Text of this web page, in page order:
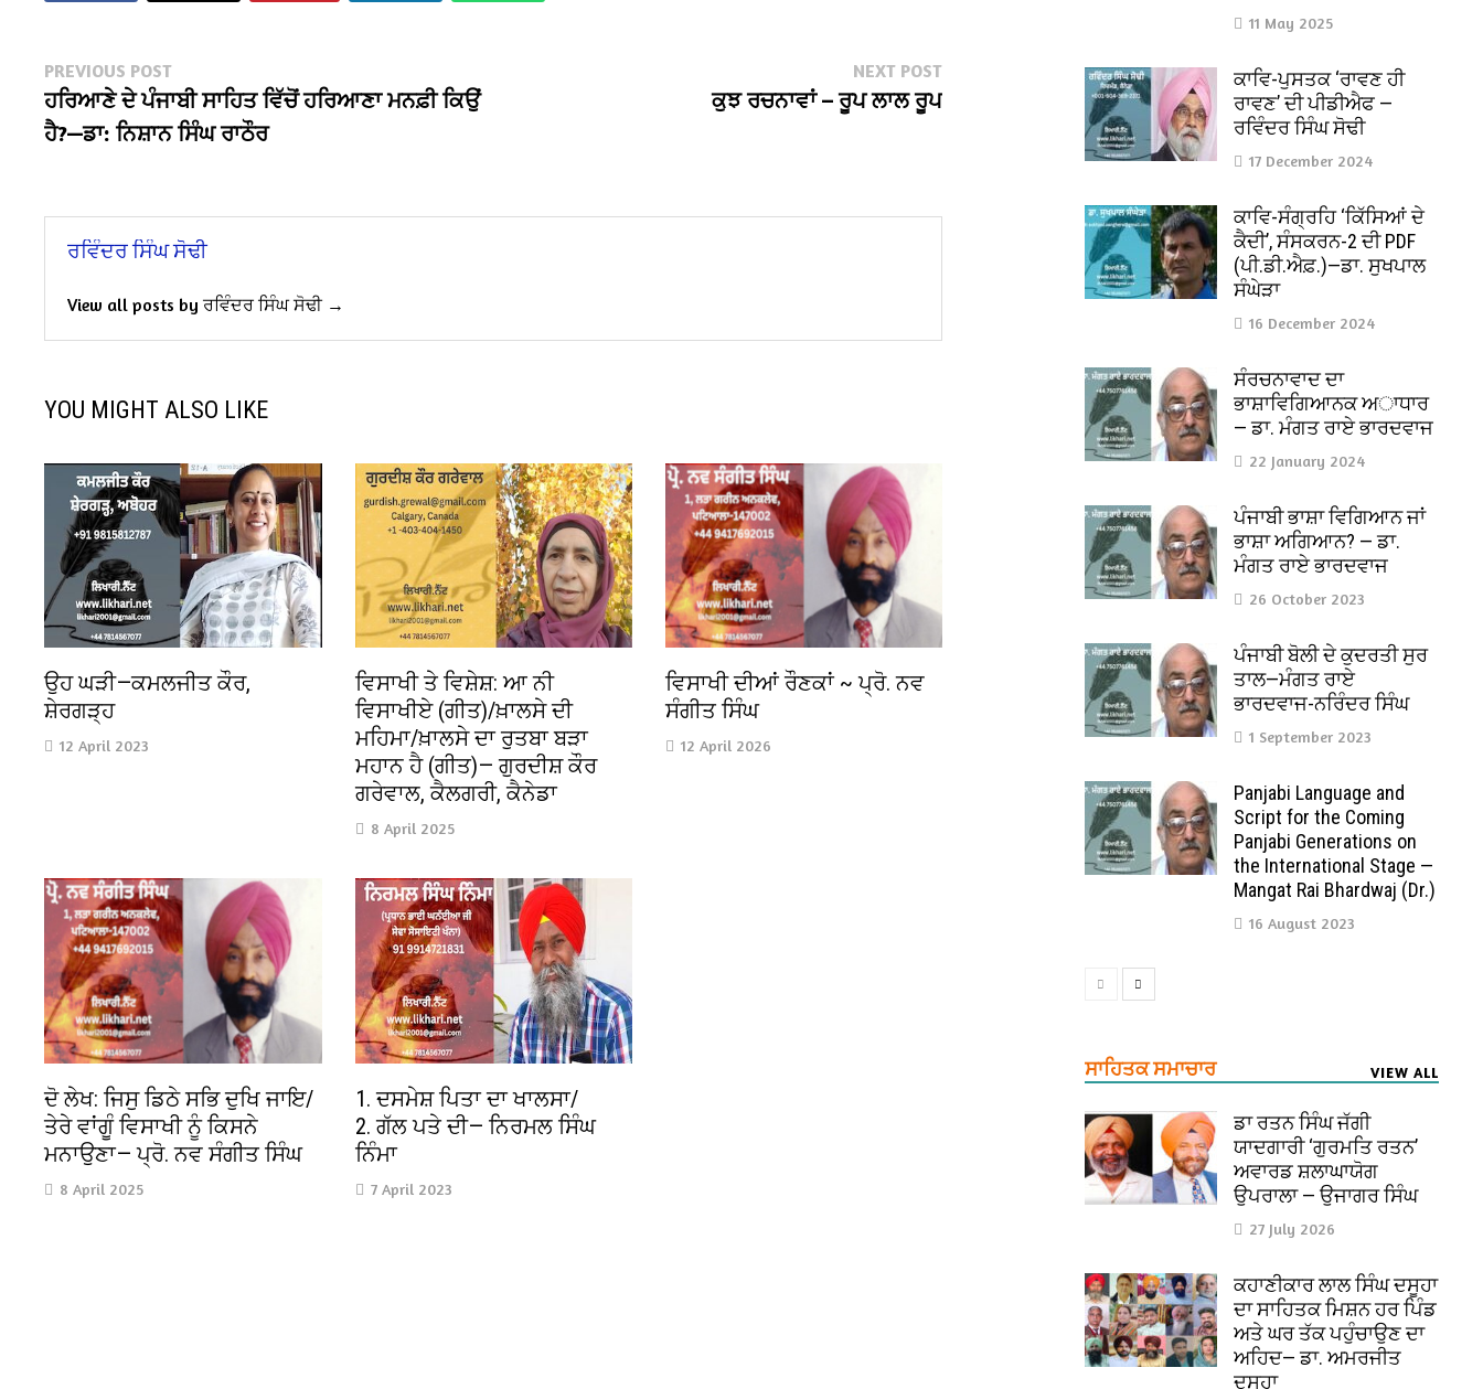
Post
navigation
PREVIOUS POSTPrevious
post:
ਹਰਿਆਣੇ ਦੇ ਪੰਜਾਬੀ ਸਾਹਿਤ ਵਿੱਚੋਂ ਹਰਿਆਣਾ ਮਨਫ਼ੀ ਕਿਉਂ
ਹੈ?—ਡਾ: ਨਿਸ਼ਾਨ ਸਿੰਘ ਰਾਠੌਰ
NEXT POSTNext
post:
ਕੁਝ ਰਚਨਾਵਾਂ – ਰੂਪ ਲਾਲ ਰੂਪ
ਰਵਿੰਦਰ ਸਿੰਘ ਸੋਢੀ
View all posts by ਰਵਿੰਦਰ ਸਿੰਘ ਸੋਢੀ →
YOU MIGHT ALSO LIKE
ਉਹ ਘੜੀ—ਕਮਲਜੀਤ ਕੌਰ,
ਸ਼ੇਰਗੜ੍ਹ
12 April 2023
ਵਿਸਾਖੀ ਤੇ ਵਿਸ਼ੇਸ਼: ਆ ਨੀ
ਵਿਸਾਖੀਏ (ਗੀਤ)/ਖ਼ਾਲਸੇ ਦੀ
ਮਹਿਮਾ/ਖ਼ਾਲਸੇ ਦਾ ਰੁਤਬਾ ਬੜਾ
ਮਹਾਨ ਹੈ (ਗੀਤ)— ਗੁਰਦੀਸ਼ ਕੌਰ
ਗਰੇਵਾਲ, ਕੈਲਗਰੀ, ਕੈਨੇਡਾ
8 April 2025
ਵਿਸਾਖੀ ਦੀਆਂ ਰੌਣਕਾਂ ~ ਪ੍ਰੋ. ਨਵ
ਸੰਗੀਤ ਸਿੰਘ
12 April 2026
ਦੋ ਲੇਖ: ਜਿਸੁ ਡਿਠੇ ਸਭਿ ਦੁਖਿ ਜਾਇ/
ਤੇਰੇ ਵਾਂਗੂੰ ਵਿਸਾਖੀ ਨੂੰ ਕਿਸਨੇ
ਮਨਾਉਣਾ— ਪ੍ਰੋ. ਨਵ ਸੰਗੀਤ ਸਿੰਘ
8 April 2025
1. ਦਸਮੇਸ਼ ਪਿਤਾ ਦਾ ਖਾਲਸਾ/
2. ਗੱਲ ਪਤੇ ਦੀ— ਨਿਰਮਲ ਸਿੰਘ
ਨਿੰਮਾ
7 April 2023
11 May 2025
ਕਾਵਿ-ਪੁਸਤਕ ‘ਰਾਵਣ ਹੀ
ਰਾਵਣ’ ਦੀ ਪੀਡੀਐਫ —
ਰਵਿੰਦਰ ਸਿੰਘ ਸੋਢੀ
17 December 2024
ਕਾਵਿ-ਸੰਗ੍ਰਹਿ ‘ਕਿੱਸਿਆਂ ਦੇ
ਕੈਦੀ’, ਸੰਸਕਰਨ-2 ਦੀ PDF
(ਪੀ.ਡੀ.ਐਫ਼.)—ਡਾ. ਸੁਖਪਾਲ
ਸੰਘੇੜਾ
16 December 2024
ਸੰਰਚਨਾਵਾਦ ਦਾ
ਭਾਸ਼ਾਵਿਗਿਆਨਕ ਅਾਧਾਰ
— ਡਾ. ਮੰਗਤ ਰਾਏ ਭਾਰਦਵਾਜ
22 January 2024
ਪੰਜਾਬੀ ਭਾਸ਼ਾ ਵਿਗਿਆਨ ਜਾਂ
ਭਾਸ਼ਾ ਅਗਿਆਨ? — ਡਾ.
ਮੰਗਤ ਰਾਏ ਭਾਰਦਵਾਜ
26 October 2023
ਪੰਜਾਬੀ ਬੋਲੀ ਦੇ ਕੁਦਰਤੀ ਸੁਰ
ਤਾਲ—ਮੰਗਤ ਰਾਏ
ਭਾਰਦਵਾਜ-ਨਰਿੰਦਰ ਸਿੰਘ
1 September 2023
Panjabi Language and
Script for the Coming
Panjabi Generations on
the International Stage —
Mangat Rai Bhardwaj (Dr.)
16 August 2023
ਸਾਹਿਤਕ ਸਮਾਚਾਰ VIEW ALL
ਡਾ ਰਤਨ ਸਿੰਘ ਜੱਗੀ
ਯਾਦਗਾਰੀ ‘ਗੁਰਮਤਿ ਰਤਨ’
ਅਵਾਰਡ ਸ਼ਲਾਘਾਯੋਗ
ਉਪਰਾਲਾ — ਉਜਾਗਰ ਸਿੰਘ
27 July 2026
ਕਹਾਣੀਕਾਰ ਲਾਲ ਸਿੰਘ ਦਸੂਹਾ
ਦਾ ਸਾਹਿਤਕ ਮਿਸ਼ਨ ਹਰ ਪਿੰਡ
ਅਤੇ ਘਰ ਤੱਕ ਪਹੁੰਚਾਉਣ ਦਾ
ਅਹਿਦ— ਡਾ. ਅਮਰਜੀਤ
ਦਸੂਹਾ